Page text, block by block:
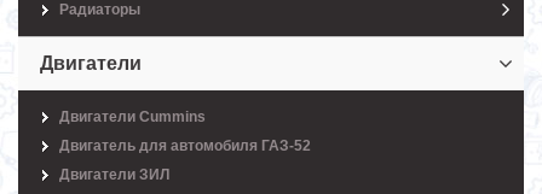
Радиаторы
Двигатели
Двигатели Cummins
Двигатель для автомобиля ГАЗ-52
Двигатели ЗИЛ